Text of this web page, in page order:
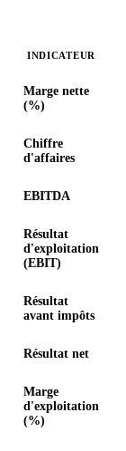
INDICATEUR
Marge nette
(%)
Chiffre
d'affaires
EBITDA
Résultat
d'exploitation
(EBIT)
Résultat
avant impôts
Résultat net
Marge
d'exploitation
(%)